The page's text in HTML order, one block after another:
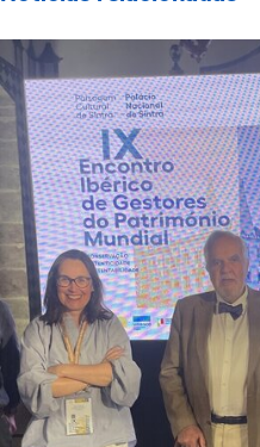
Guimarães